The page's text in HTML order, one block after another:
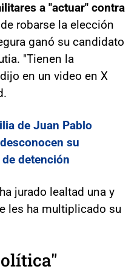
a "actuar" contra
robarse la elección
ganó su candidato
"Tienen la
en un video en X
de Juan Pablo
su
detención
jurado lealtad una y
les ha multiplicado su